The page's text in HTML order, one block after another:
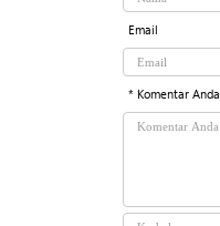
Email
* Komentar Anda